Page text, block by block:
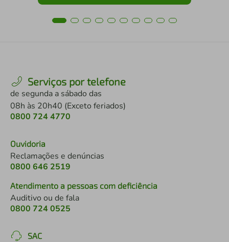
Serviços por telefone
de segunda a sábado das
08h às 20h40 (Exceto feriados)
0800 724 4770
Ouvidoria
Reclamações e denúncias
0800 646 2519
Atendimento a pessoas com deficiência
Auditivo ou de fala
0800 724 0525
SAC